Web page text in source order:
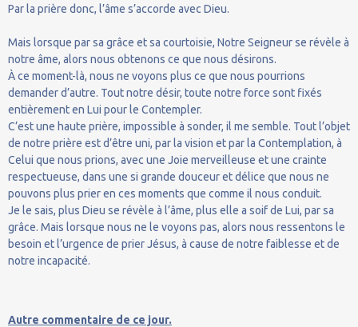
Par la prière donc, l’âme s’accorde avec Dieu.
Mais lorsque par sa grâce et sa courtoisie, Notre Seigneur se révèle à
notre âme, alors nous obtenons ce que nous désirons.
À ce moment-là, nous ne voyons plus ce que nous pourrions
demander d’autre. Tout notre désir, toute notre force sont fixés
entièrement en Lui pour le Contempler.
C’est une haute prière, impossible à sonder, il me semble. Tout l’objet
de notre prière est d’être uni, par la vision et par la Contemplation, à
Celui que nous prions, avec une Joie merveilleuse et une crainte
respectueuse, dans une si grande douceur et délice que nous ne
pouvons plus prier en ces moments que comme il nous conduit.
Je le sais, plus Dieu se révèle à l’âme, plus elle a soif de Lui, par sa
grâce. Mais lorsque nous ne le voyons pas, alors nous ressentons le
besoin et l’urgence de prier Jésus, à cause de notre faiblesse et de
notre incapacité.
Autre commentaire de ce jour.